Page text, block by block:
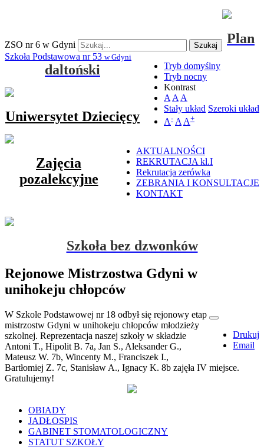
ZSO nr 6 w Gdyni Szukaj
Tryb domyślny
Tryb nocny
Kontrast
A A A
Stały układ Szeroki układ
A- A A+
Szkoła Podstawowa nr 53 w Gdyni
AKTUALNOŚCI
REKRUTACJA kl.I
Rekrutacja zerówka
ZEBRANIA I KONSULTACJE
KONTAKT
Plan
daltoński
Uniwersytet Dziecięcy
Zajęcia
pozalekcyjne
Szkoła bez dzwonków
Rejonowe Mistrzostwa Gdyni w
unihokeju chłopców
Drukuj
Email
W Szkole Podstawowej nr 18 odbył się rejonowy etap
mistrzostw Gdyni w unihokeju chłopców młodzieży
szkolnej. Reprezentacja naszej szkoły w składzie
Antoni T., Hipolit B. 7a, Jan S., Aleksander G.,
Mateusz W. 7b, Wincenty M., Franciszek I.,
Bartłomiej Z. 7c, Stanisław A., Ignacy K. 8b zajęła IV miejsce.
Gratulujemy!
OBIADY
JADŁOSPIS
GABINET STOMATOLOGICZNY
STATUT SZKOŁY